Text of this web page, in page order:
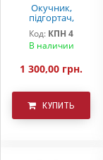
Окучник,
підгортач,
загортач КРН
Код: КПН 4
В наличии
1 300,00 грн.
КУПИТЬ